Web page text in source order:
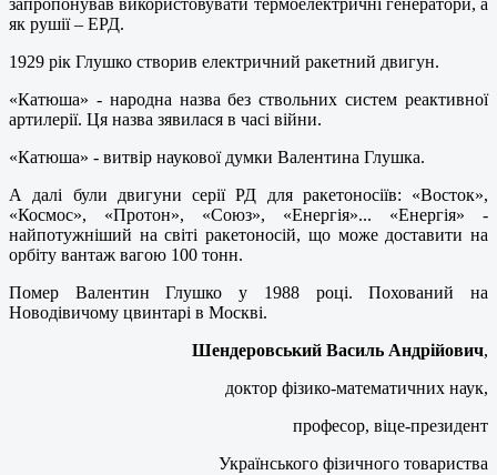
запропонував використовувати термоелектричні генератори, а
як рушії – ЕРД.
1929 рік Глушко створив електричний ракетний двигун.
«Катюша» - народна назва без ствольних систем реактивної
артилерії. Ця назва зявилася в часі війни.
«Катюша» - витвір наукової думки Валентина Глушка.
А далі були двигуни серії РД для ракетоносіїв: «Восток»,
«Космос», «Протон», «Союз», «Енергія»... «Енергія» -
найпотужніший на світі ракетоносій, що може доставити на
орбіту вантаж вагою 100 тонн.
Помер Валентин Глушко у 1988 році. Похований на
Новодівичому цвинтарі в Москві.
Шендеровський Василь Андрійович,
доктор фізико-математичних наук,
професор, віце-президент
Українського фізичного товариства